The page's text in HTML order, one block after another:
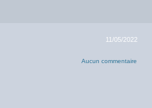
11/05/2022
Aucun commentaire